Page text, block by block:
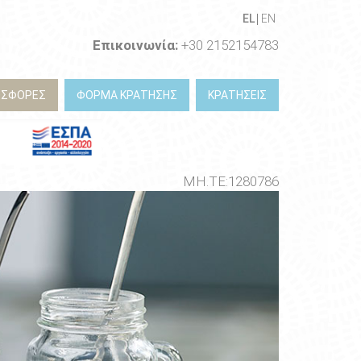
EL EN
Επικοινωνία: +30 2152154783
ΦΟΡΜΑ ΚΡΑΤΗΣΗΣ ΚΡΑΤΗΣΕΙΣ
ΜΗ.ΤΕ:1280786